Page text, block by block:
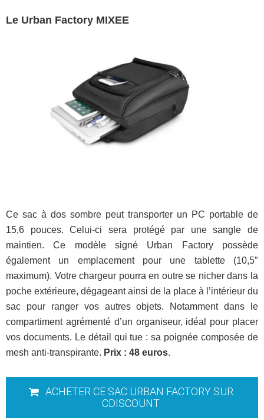
Le Urban Factory MIXEE
Ce sac à dos sombre peut transporter un PC portable de
15,6 pouces. Celui-ci sera protégé par une sangle de
maintien. Ce modèle signé Urban Factory possède
également un emplacement pour une tablette (10,5″
maximum). Votre chargeur pourra en outre se nicher dans la
poche extérieure, dégageant ainsi de la place à l’intérieur du
sac pour ranger vos autres objets. Notamment dans le
compartiment agrémenté d’un organiseur, idéal pour placer
vos documents. Le détail qui tue : sa poignée composée de
mesh anti-transpirante. Prix : 48 euros.
ACHETER CE SAC URBAN FACTORY SUR
CDISCOUNT